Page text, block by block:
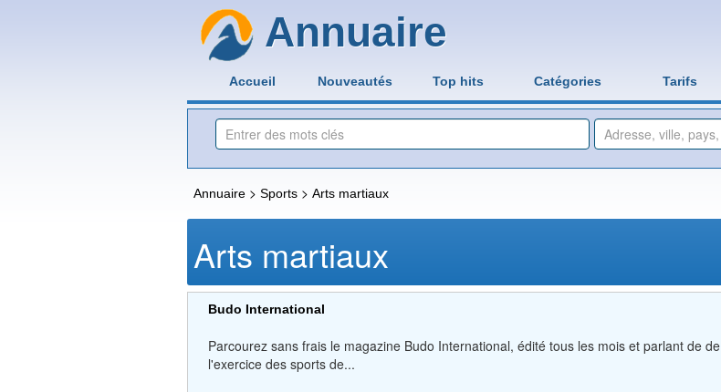
Annuaire
Accueil Nouveautés Top hits Catégories Tarifs
Annuaire > Sports > Arts martiaux
Arts martiaux
Budo International
Parcourez sans frais le magazine Budo International, édité tous les mois et parlant de de
l'exercice des sports de...